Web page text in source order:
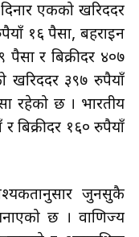
एकको खरिददर
१६ पैसा, बहराइन
र बिक्रीदर ४०७
खरिददर ३९७ रुपैयाँ
रहेको छ । भारतीय
बिक्रीदर १६० रुपैयाँ
जुनसुकै
छ । वाणिज्य